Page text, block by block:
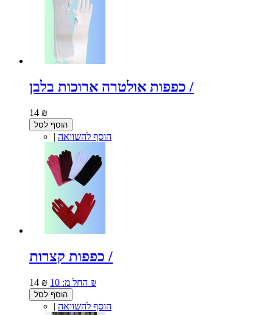
כפפות אולטרה ארוכות בלבן /
14 ₪
הוסף לסל
| הוסף להשוואה
כפפות קצרות /
14 ₪ החל מ: 10 ₪
הוסף לסל
| הוסף להשוואה